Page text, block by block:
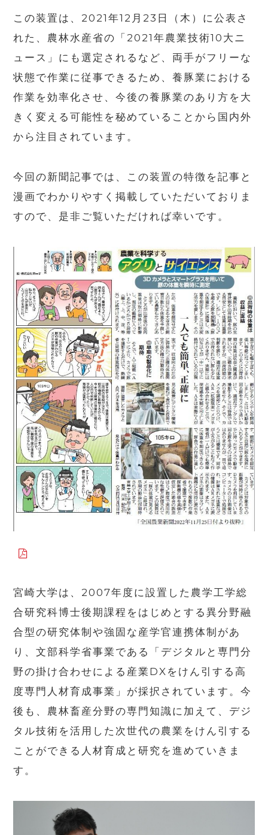
この装置は、 2021年12 月 23 日（木）に公表さ
れた、農林水産省の「 2021年農業技術10 大ニ
ュース」にも選定されるなど、両手がフリーな
状態で作業に従事できるため、養豚業における
作業を効率化させ、今後の養豚業のあり方を大
きく変える可能性を秘めていることから国内外
から注目されています。
今回の新聞記事では、この装置の特徴を記事と
漫画でわかりやすく掲載していただいておりま
すので、是非ご覧いただければ幸いです。
宮崎大学は、2007年度に設置した農学工学総
合研究科博士後期課程をはじめとする異分野融
合型の研究体制や強固な産学官連携体制があ
り、文部科学省事業である「デジタルと専門分
野の掛け合わせによる産業DXをけん引する高
度専門人材育成事業」が採択されています。今
後も、農林畜産分野の専門知識に加えて、デジ
タル技術を活用した次世代の農業をけん引する
ことができる人材育成と研究を進めていきま
す。